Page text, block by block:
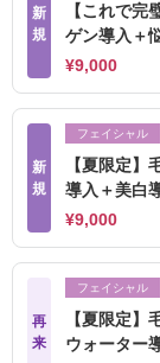
新
規
【これで完
ゲン導入＋
¥9,000
新
規
フェイシャル
【夏限定】
導入＋美白
¥9,000
再
来
フェイシャル
【夏限定】
ウォーター